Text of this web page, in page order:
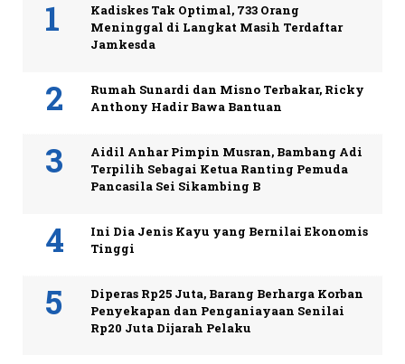
Kadiskes Tak Optimal, 733 Orang
Meninggal di Langkat Masih Terdaftar
Jamkesda
Rumah Sunardi dan Misno Terbakar, Ricky
Anthony Hadir Bawa Bantuan
Aidil Anhar Pimpin Musran, Bambang Adi
Terpilih Sebagai Ketua Ranting Pemuda
Pancasila Sei Sikambing B
Ini Dia Jenis Kayu yang Bernilai Ekonomis
Tinggi
Diperas Rp25 Juta, Barang Berharga Korban
Penyekapan dan Penganiayaan Senilai
Rp20 Juta Dijarah Pelaku